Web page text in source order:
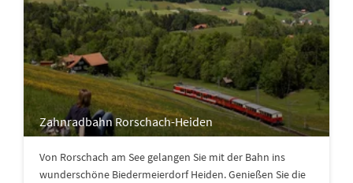
Zahnradbahn Rorschach-Heiden
Von Rorschach am See gelangen Sie mit der Bahn ins
wunderschöne Biedermeierdorf Heiden. Genießen Sie die